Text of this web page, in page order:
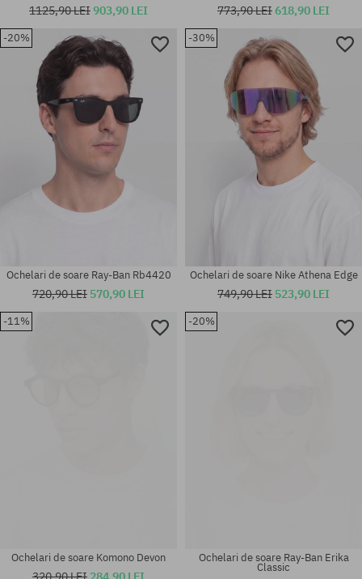
mărime universală
Mărimi existente:
1125,90 LEI903,90 LEI 773,90 LEI618,90 LEI
-20%
Ochelari de soare Ray-Ban Rb4420
720,90 LEI 570,90 LEI
-30%
Ochelari de soare Nike Athena Edge
749,90 LEI 523,90 LEI
-11%
Ochelari de soare Komono Devon
-20%
Ochelari de soare Ray-Ban Erika
Classic